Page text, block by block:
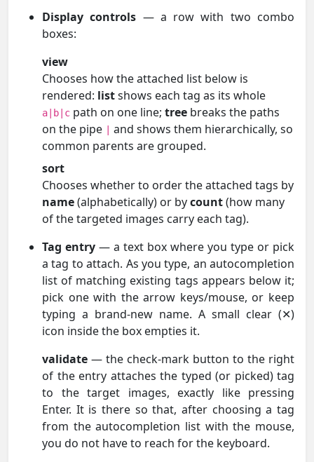
Display controls — a row with two combo
boxes:
view
Chooses how the attached list below is
rendered: listshows each tag as its whole
a|b|c path on one line; tree breaks the paths
on the pipe
and shows them hierarchically, so
common parents are grouped.
sort
Chooses whether to order the attached tags by
name(alphabetically) or bycount(how many
of the targeted images carry each tag).
Tag entry — a text box where you type or pick
a tag to attach. As you type, an autocompletion
list of matching existing tags appears below it;
pick one with the arrow keys/mouse, or keep
typing a brand-new name. A small clear (✕)
icon inside the box empties it.
validate — the check-mark button to the right
of the entry attaches the typed (or picked) tag
to the target images, exactly like pressing
Enter. It is there so that, after choosing a tag
from the autocompletion list with the mouse,
you do not have to reach for the keyboard.